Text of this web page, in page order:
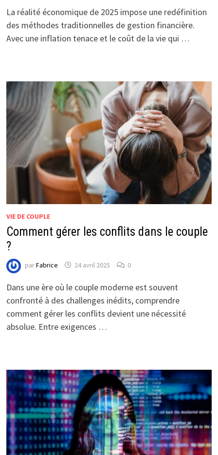
La réalité économique de 2025 impose une redéfinition
des méthodes traditionnelles de gestion financière.
Avec une inflation tenace et le coût de la vie qui …
VIE DE COUPLE
Comment gérer les conflits dans le couple
?
parFabrice 24 avril 2025 0
Dans une ère où le couple moderne est souvent
confronté à des challenges inédits, comprendre
comment gérer les conflits devient une nécessité
absolue. Entre exigences …